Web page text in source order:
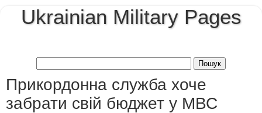
Ukrainian Military Pages
Прикордонна служба хоче
забрати свій бюджет у МВС